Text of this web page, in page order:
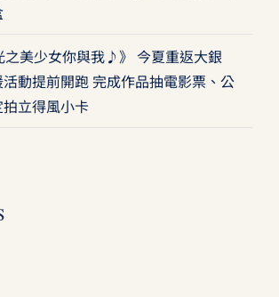
之美少女你與我♪》 今夏重返大銀
動提前開跑 完成作品抽電影票、公
立得風小卡